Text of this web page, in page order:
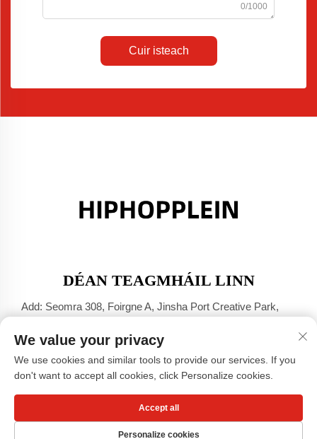
0/1000
Cuir isteach
DÉAN TEAGMHÁIL LINN
Add: Seomra 308, Foirgne A, Jinsha Port Creative Park,
Lorg:+86-17304049586
Ríomhphost:[email protected]
Cóipcheart © Comhlacht Éadaí Guangzhou Xiaohongshu,
TEORANTA -Beartas Príobháideachta
We value your privacy
We use cookies and similar tools to provide our services. If you
don't want to accept all cookies, click Personalize cookies.
Personalize cookies
Accept all